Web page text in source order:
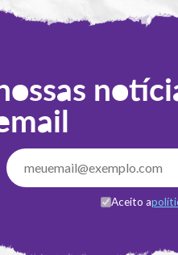
Aceito a